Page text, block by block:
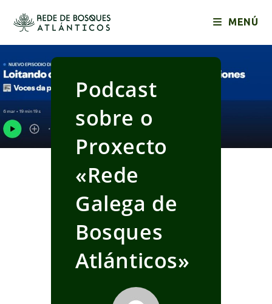
MENÚ
Podcast
sobre o
Proxecto
«Rede
Galega de
Bosques
Atlánticos»